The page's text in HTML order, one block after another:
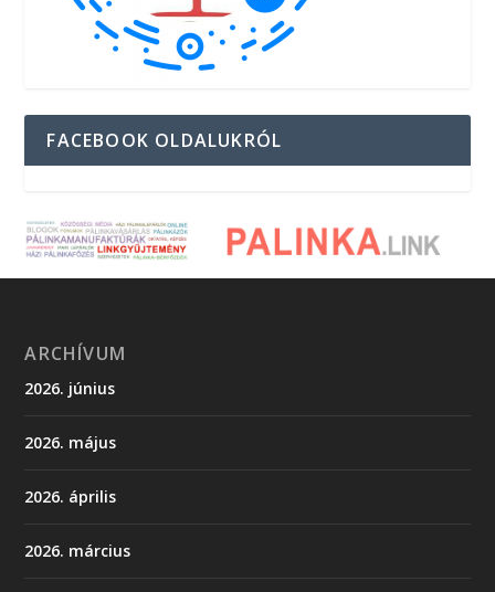
FACEBOOK OLDALUKRÓL
ARCHÍVUM
2026. június
2026. május
2026. április
2026. március